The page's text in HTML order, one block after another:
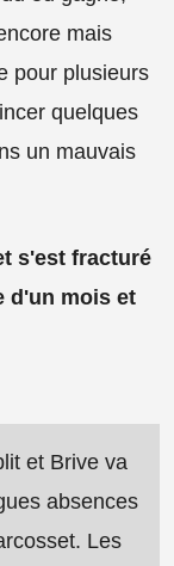
mais
pour plusieurs
quelques
un mauvais
s'est fracturé
d'un mois et
et Brive va
absences
Les